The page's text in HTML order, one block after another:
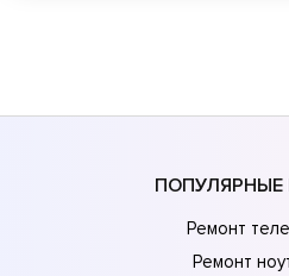
ПОПУЛЯРНЫЕ
Ремонт
Ремонт